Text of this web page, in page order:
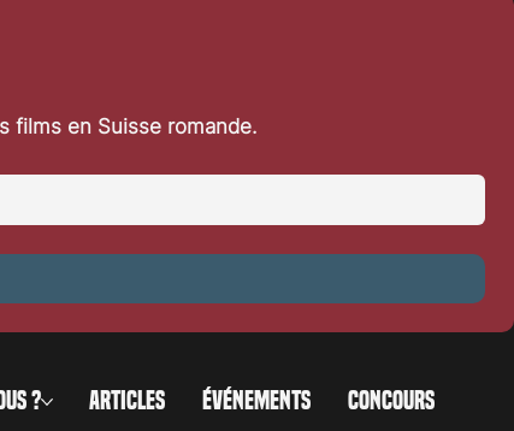
films en Suisse romande.
? ARTICLES ÉVÉNEMENTS CONCOURS